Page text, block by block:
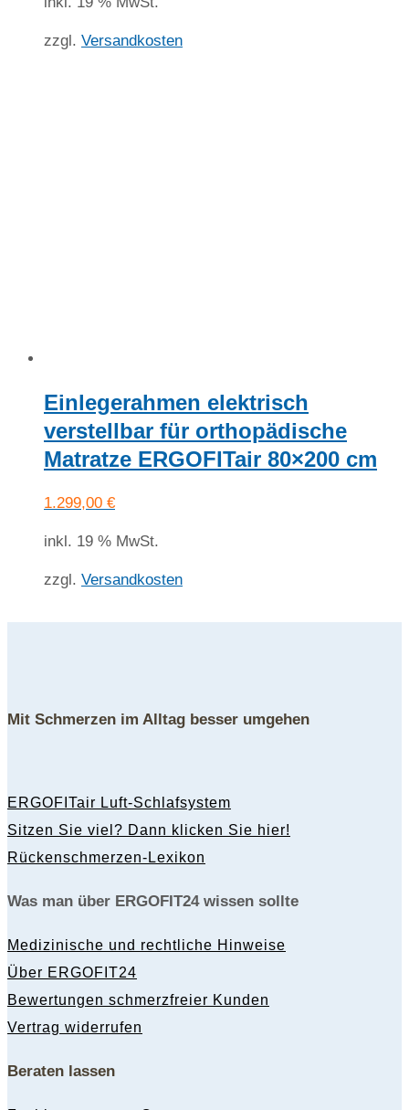
zzgl. Versandkosten
Einlegerahmen elektrisch
verstellbar für orthopädische
Matratze ERGOFITair 80×200 cm
1.299,00 €
inkl. 19 % MwSt.
zzgl. Versandkosten
Mit Schmerzen im Alltag besser umgehen
ERGOFITair Luft-Schlafsystem
Sitzen Sie viel? Dann klicken Sie hier!
Rückenschmerzen-Lexikon
Was man über ERGOFIT24 wissen sollte
Medizinische und rechtliche Hinweise
Über ERGOFIT24
Bewertungen schmerzfreier Kunden
Vertrag widerrufen
Beraten lassen